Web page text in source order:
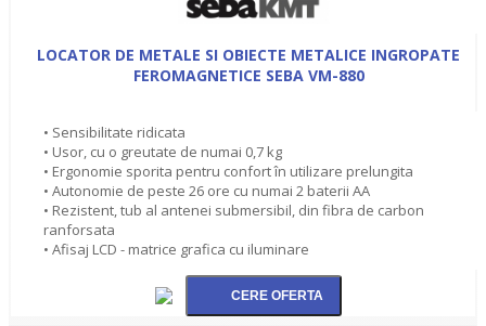
LOCATOR DE METALE SI OBIECTE METALICE INGROPATE
FEROMAGNETICE SEBA VM-880
• Sensibilitate ridicata
• Usor, cu o greutate de numai 0,7 kg
• Ergonomie sporita pentru confort în utilizare prelungita
• Autonomie de peste 26 ore cu numai 2 baterii AA
• Rezistent, tub al antenei submersibil, din fibra de carbon
ranforsata
• Afisaj LCD - matrice grafica cu iluminare